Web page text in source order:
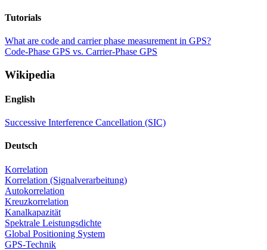
Tutorials
What are code and carrier phase measurement in GPS?
Code-Phase GPS vs. Carrier-Phase GPS
Wikipedia
English
Successive Interference Cancellation (SIC)
Deutsch
Korrelation
Korrelation (Signalverarbeitung)
Autokorrelation
Kreuzkorrelation
Kanalkapazität
Spektrale Leistungsdichte
Global Positioning System
GPS-Technik